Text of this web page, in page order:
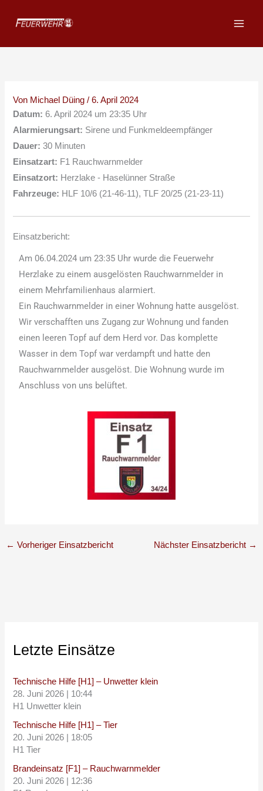
Inhalt
Letzte Einsätze
Technische Hilfe [H1] – Unwetter klein
28. Juni 2026
10:44
H1 Unwetter klein
Technische Hilfe [H1] – Tier
20. Juni 2026
18:05
H1 Tier
Brandeinsatz [F1] – Rauchwarnmelder
20. Juni 2026
12:36
Von Michael Düing/6. April 2024
Datum: 6. April 2024 um 23:35 Uhr
Alarmierungsart: Sirene und Funkmeldeempfänger
Dauer: 30 Minuten
Einsatzart: F1 Rauchwarnmelder
Einsatzort: Herzlake - Haselünner Straße
Fahrzeuge: HLF 10/6 (21-46-11), TLF 20/25 (21-23-11)
Einsatzbericht:
Am 06.04.2024 um 23:35 Uhr wurde die Feuerwehr
Herzlake zu einem ausgelösten Rauchwarnmelder in
einem Mehrfamilienhaus alarmiert.
Ein Rauchwarnmelder in einer Wohnung hatte ausgelöst.
Wir verschafften uns Zugang zur Wohnung und fanden
einen leeren Topf auf dem Herd vor. Das komplette
Wasser in dem Topf war verdampft und hatte den
Rauchwarnmelder ausgelöst. Die Wohnung wurde im
Anschluss von uns belüftet.
← Vorheriger Einsatzbericht Nächster Einsatzbericht →